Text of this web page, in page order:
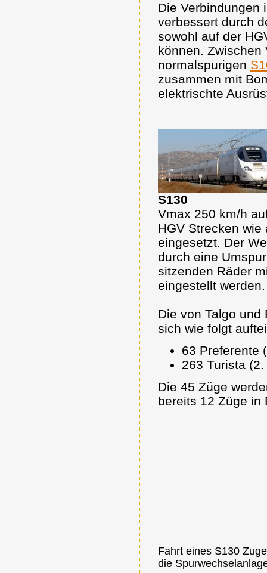
Die Verbindungen
verbessert durch
sowohl auf der
können. Zwischen
normalspurigen
zusammen mit
elektrischte
S130
Vmax 250 km/h
HGV Strecken
eingesetzt. Der
durch eine
sitzenden Räder
eingestellt werden.
Die von Talgo
sich wie folgt
63 Preferente
263 Turista
Die 45 Züge
bereits 12 Züge in
Fahrt eines S130
die